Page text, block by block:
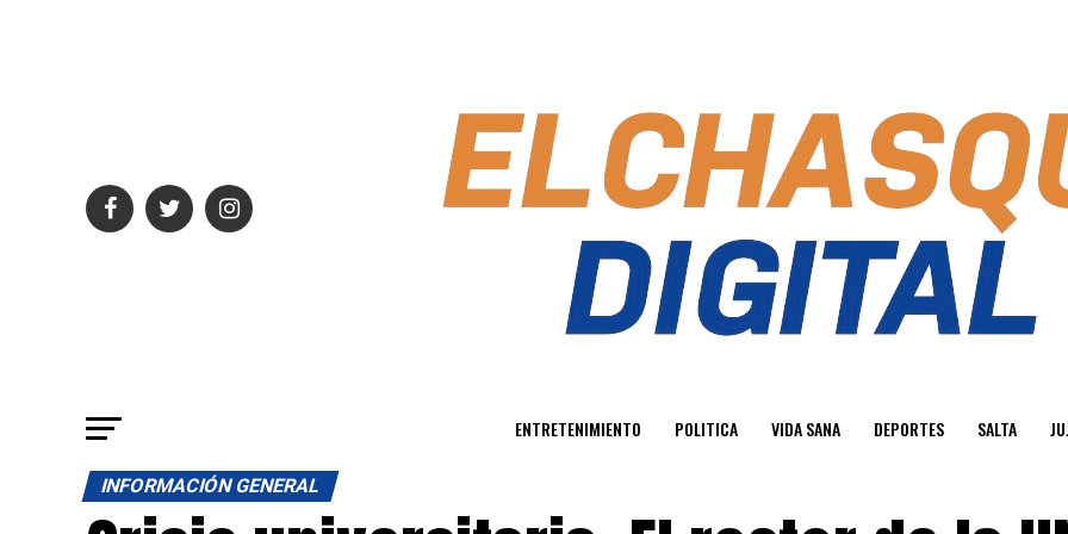
ENTRETENIMIENTO POLITICA VIDA SANA DEPORTES SALTA
INFORMACIÓN GENERAL